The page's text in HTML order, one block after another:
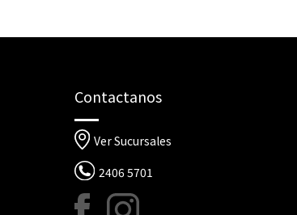
Contactanos
Ver Sucursales
2406 5701